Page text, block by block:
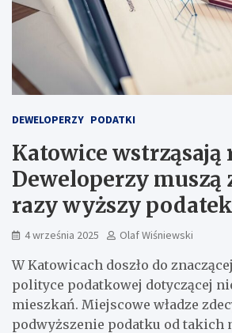
DEWELOPERZY PODATKI
Katowice
Deweloperzy muszą
razy wyższy
4 września 2025 Olaf Wiśniewski
W Katowicach doszło do
polityce podatkowej dotyczącej
mieszkań. Miejscowe władze
podwyższenie podatku od takich